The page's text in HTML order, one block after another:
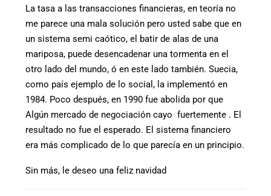
La tasa a las transacciones financieras, en teoría no
me parece una mala solución pero usted sabe que en
un sistema semi caótico, el batir de alas de una
mariposa, puede desencadenar una tormenta en el
otro lado del mundo, ó en este lado también. Suecia,
como país ejemplo de lo social, la implementó en
1984. Poco después, en 1990 fue abolida por que
Algún mercado de negociación cayo fuertemente . El
resultado no fue el esperado. El sistema financiero
era más complicado de lo que parecía en un principio.
Sin más, le deseo una feliz navidad